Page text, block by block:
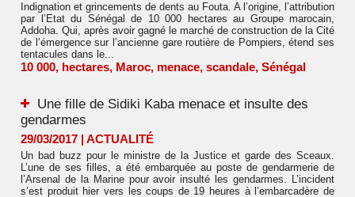
Indignation et grincements de dents au Fouta. A l’origine, l’attribution
par l’Etat du Sénégal de 10 000 hectares au Groupe marocain,
Addoha. Qui, après avoir gagné le marché de construction de la Cité
de l’émergence sur l’ancienne gare routière de Pompiers, étend ses
tentacules dans le...
10 000, hectares, Maroc, menace, scandale, Sénégal
Une fille de Sidiki Kaba menace et insulte des
gendarmes
29/03/2017 | ACTUALITÉ
Un bad buzz pour le ministre de la Justice et garde des Sceaux.
L’une de ses filles, a été embarquée au poste de gendarmerie de
l’Arsenal de la Marine pour avoir insulté les gendarmes. L’incident
s’est produit hier vers les coups de 19 heures à l’embarcadère de